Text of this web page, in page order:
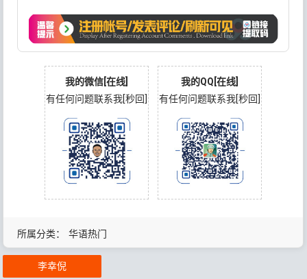
所属分类： 华语热门
我的微信[在线]
有任何问题联系我[秒回]
我的QQ[在线]
有任何问题联系我[秒回]
李幸倪